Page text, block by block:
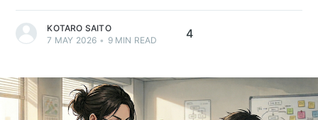
KOTARO SAITO
7 MAY 2026 • 9 MIN READ 4